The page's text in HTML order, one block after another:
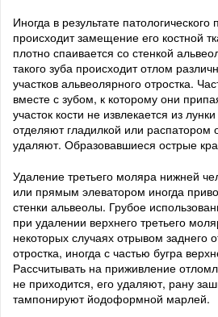
Иногда в результате
происходит замещение его костной
плотно спаивается со стенкой
такого зуба происходит отлом
участков альвеолярного отростка.
вместе с зубом, к которому они
участок кости не извлекается из
отделяют гладилкой или распатором
удаляют. Образовавшиеся острые
Удаление третьего моляра нижней
или прямым элеватором иногда
стенки альвеолы. Грубое
при удалении верхнего третьего
некоторых случаях отрывом заднего
отростка, иногда с частью бугра
Рассчитывать на приживление
не приходится, его удаляют, рану
тампонируют йодоформной марлей.